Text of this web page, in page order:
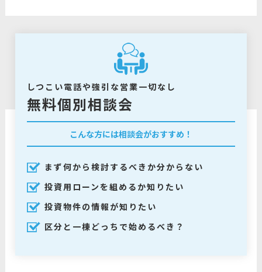
しつこい電話や強引な営業一切なし
無料個別相談会
こんな方には相談会がおすすめ！
まず何から検討するべきか分からない
投資用ローンを組めるか知りたい
投資物件の情報が知りたい
区分と一棟どっちで始めるべき？